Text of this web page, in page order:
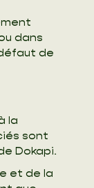
dans
de
la
sont
Dokapi.
et de la